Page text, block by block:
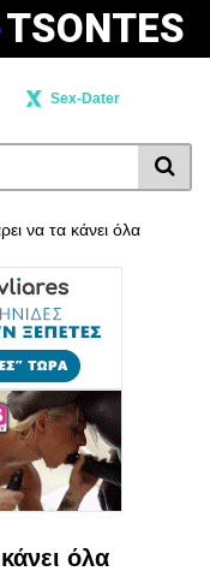
TSONTES
Sex-Dater
να τα κάνει όλα
όλα